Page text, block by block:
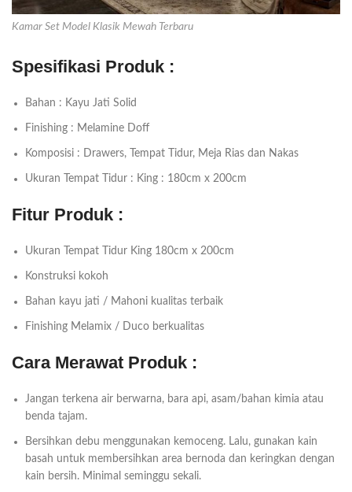
Kamar Set Model Klasik Mewah Terbaru
Spesifikasi Produk :
Bahan : Kayu Jati Solid
Finishing : Melamine Doff
Komposisi : Drawers, Tempat Tidur, Meja Rias dan Nakas
Ukuran Tempat Tidur : King : 180cm x 200cm
Fitur Produk :
Ukuran Tempat Tidur King 180cm x 200cm
Konstruksi kokoh
Bahan kayu jati / Mahoni kualitas terbaik
Finishing Melamix / Duco berkualitas
Cara Merawat Produk :
Jangan terkena air berwarna, bara api, asam/bahan kimia atau
benda tajam.
Bersihkan debu menggunakan kemoceng. Lalu, gunakan kain
basah untuk membersihkan area bernoda dan keringkan dengan
kain bersih. Minimal seminggu sekali.